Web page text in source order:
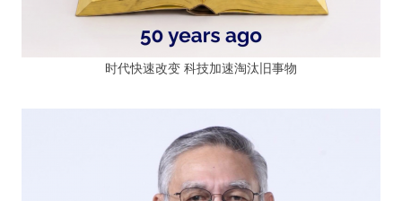
时代快速改变 科技加速淘汰旧事物